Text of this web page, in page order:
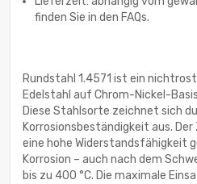
finden Sie in den FAQs.
Rundstahl 1.4571 ist ein
Edelstahl auf Chrom-Nickel-
Diese Stahlsorte zeichnet sich
Korrosionsbeständigkeit aus.
eine hohe Widerstandsfähigkeit
Korrosion – auch nach dem
bis zu 400 °C. Die maximale